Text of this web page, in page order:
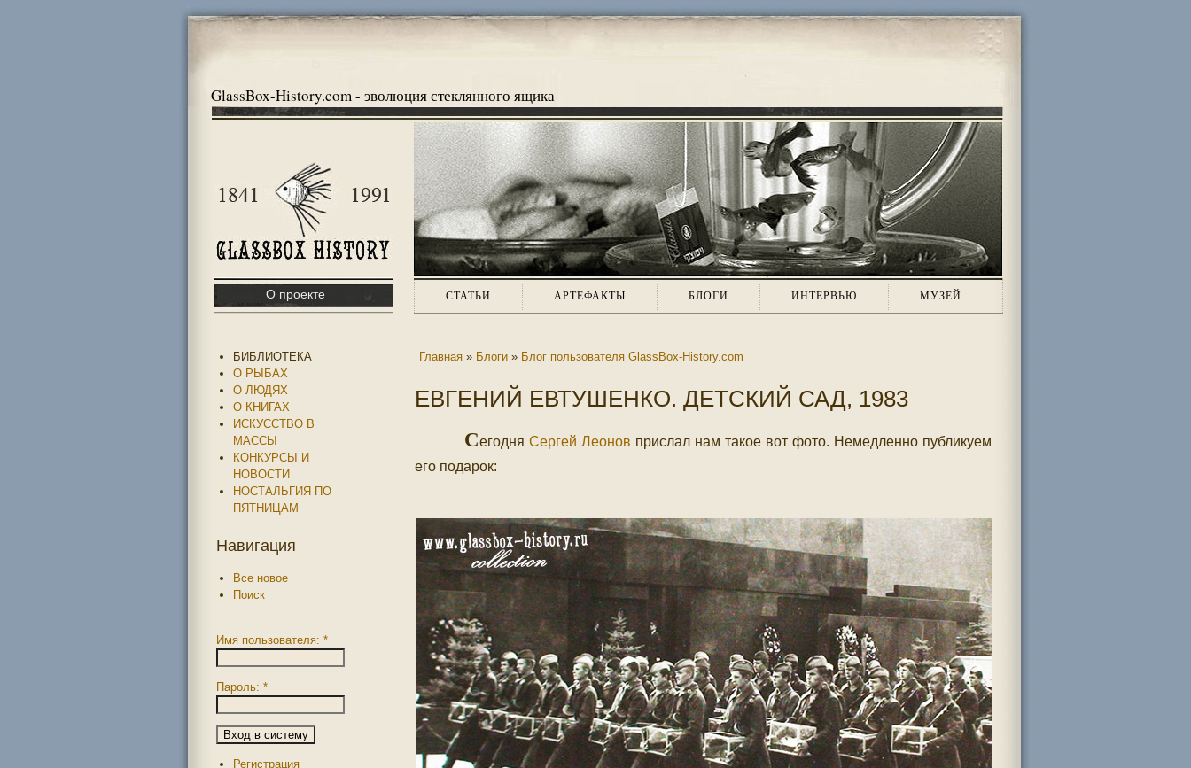
GlassBox-History.com - эволюция стеклянного ящика
О проекте СТАТЬИ АРТЕФАКТЫ БЛОГИ ИНТЕРВЬЮ МУЗЕЙ
Главная » Блоги » Блог пользователя GlassBox-History.com
ЕВГЕНИЙ ЕВТУШЕНКО. ДЕТСКИЙ САД, 1983
Cегодня Сергей Леонов прислал нам такое вот фото. Немедленно публикуем
его подарок:
БИБЛИОТЕКА
О РЫБАХ
О ЛЮДЯХ
О КНИГАХ
ИСКУССТВО В
МАССЫ
КОНКУРСЫ И
НОВОСТИ
НОСТАЛЬГИЯ ПО
ПЯТНИЦАМ
Навигация
Все новое
Поиск
Имя пользователя: *
Пароль: *
Регистрация